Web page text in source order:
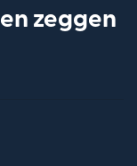
zeggen